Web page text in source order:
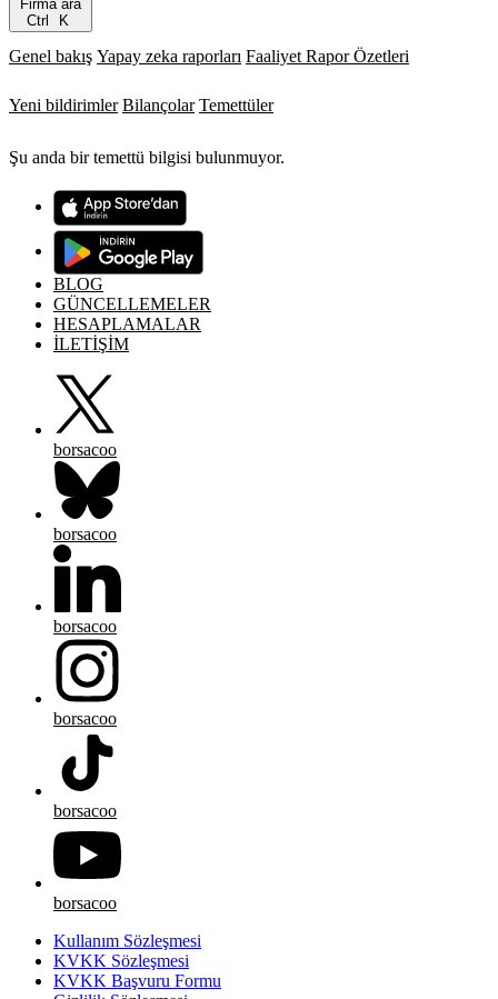
Firma ara
Ctrl
K
Genel bakış Yapay zeka raporları Faaliyet Rapor Özetleri
Yeni bildirimler Bilançolar Temettüler
Şu anda bir temettü bilgisi bulunmuyor.
BLOG
GÜNCELLEMELER
HESAPLAMALAR
İLETİŞİM
borsacoo
borsacoo
borsacoo
borsacoo
borsacoo
borsacoo
Kullanım Sözleşmesi
KVKK Sözleşmesi
KVKK Başvuru Formu